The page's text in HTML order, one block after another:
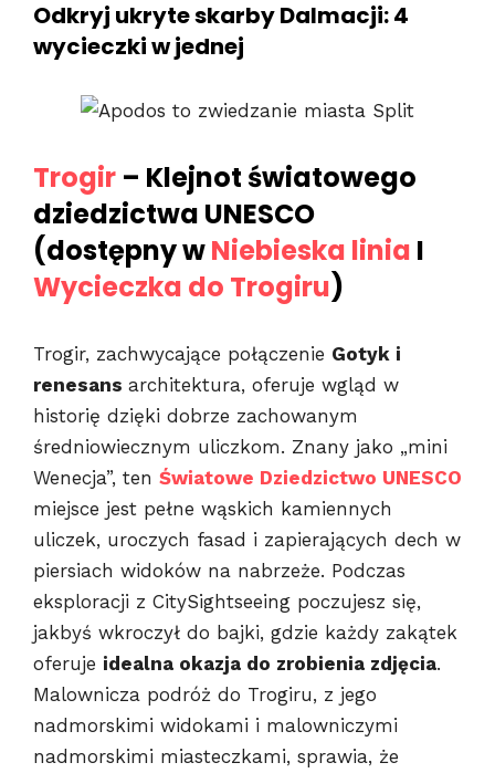
Odkryj ukryte skarby Dalmacji: 4
wycieczki w jednej
Trogir – Klejnot światowego
dziedzictwa UNESCO
(dostępny wNiebieska linia I
Wycieczka do Trogiru)
Trogir, zachwycające połączenie Gotyk i
renesans architektura, oferuje wgląd w
historię dzięki dobrze zachowanym
średniowiecznym uliczkom. Znany jako „mini
Wenecja”, ten Światowe Dziedzictwo UNESCO
miejsce jest pełne wąskich kamiennych
uliczek, uroczych fasad i zapierających dech w
piersiach widoków na nabrzeże. Podczas
eksploracji z CitySightseeing poczujesz się,
jakbyś wkroczył do bajki, gdzie każdy zakątek
oferuje idealna okazja do zrobienia zdjęcia.
Malownicza podróż do Trogiru, z jego
nadmorskimi widokami i malowniczymi
nadmorskimi miasteczkami, sprawia, że